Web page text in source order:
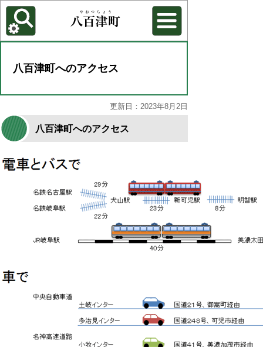
各種機能
背景色を変更する
八百津町へのアクセス
更新日：2023年8月2日
八百津町へのアクセス